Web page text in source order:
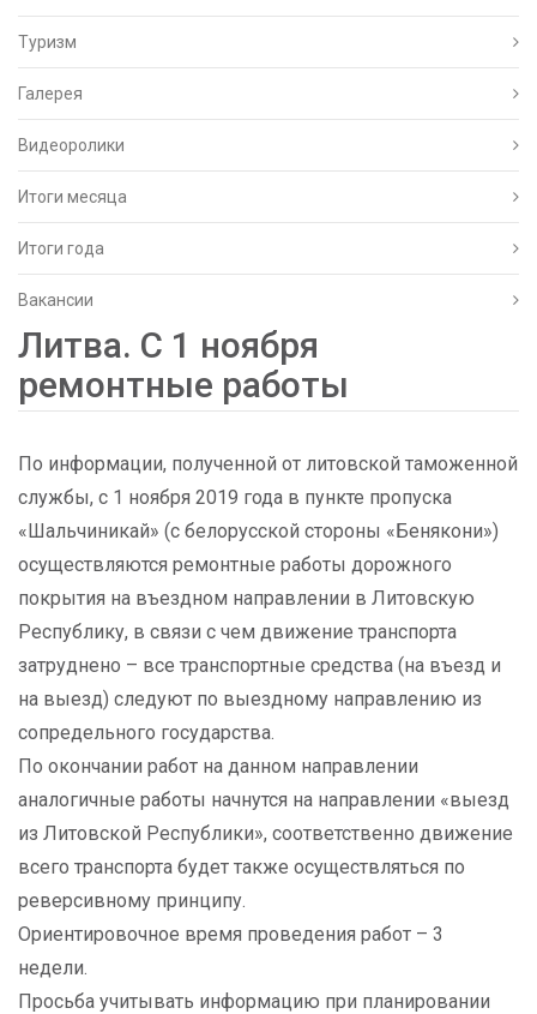
Туризм
Галерея
Видеоролики
Итоги месяца
Итоги года
Вакансии
Литва. С 1 ноября
ремонтные работы
По информации, полученной от литовской таможенной
службы, с 1 ноября 2019 года в пункте пропуска
«Шальчиникай» (с белорусской стороны «Бенякони»)
осуществляются ремонтные работы дорожного
покрытия на въездном направлении в Литовскую
Республику, в связи с чем движение транспорта
затруднено – все транспортные средства (на въезд и
на выезд) следуют по выездному направлению из
сопредельного государства.
По окончании работ на данном направлении
аналогичные работы начнутся на направлении «выезд
из Литовской Республики», соответственно движение
всего транспорта будет также осуществляться по
реверсивному принципу.
Ориентировочное время проведения работ – 3
недели.
Просьба учитывать информацию при планировании